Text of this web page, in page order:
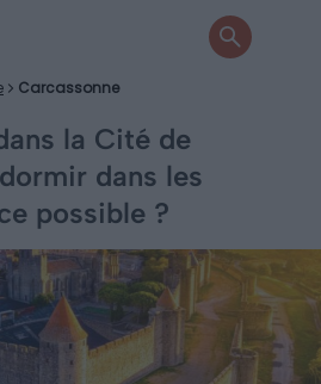
Carcassonne
la Cité de
dans les
possible ?